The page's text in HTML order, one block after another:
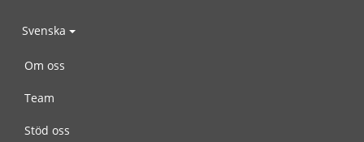
Svenska
Om oss
Team
Stöd oss